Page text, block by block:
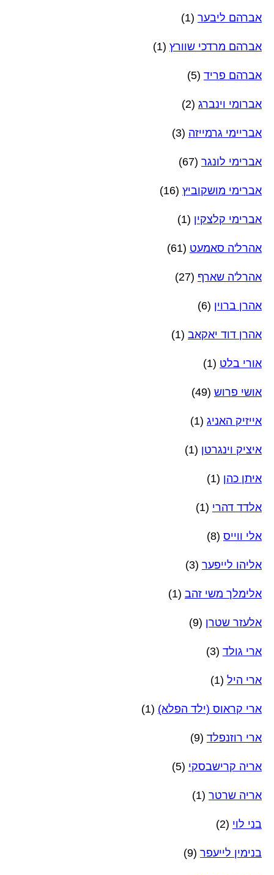
אברהם ליבער (1)
אברהם מרדכי שוורץ (1)
אברהם פריד (5)
אברומי וינברג (2)
אבריימי גרמייזה (3)
אברימי לונגר (67)
אברימי מושקוביץ (16)
אברימי קלצקין (1)
אהרל'ה סאמעט (61)
אהרל'ה שארף (27)
אהרן ברוין (6)
אהרן דוד יאקאב (1)
אורי בלט (1)
אושי פרוש (49)
אייזיק האניג (1)
איציק וינגרטן (1)
איתן כהן (1)
אלדד דהרי (1)
אלי ווייס (8)
אליהו לייפער (3)
אלימלך משי זהב (1)
אלעזר שטרן (9)
ארי גולד (3)
ארי היל (1)
ארי קראוס (ילד הפלא) (1)
ארי רוזנפלד (9)
אריה קרישבסקי (5)
אריה שרטר (1)
בני לוי (2)
בנימין לייעפר (9)